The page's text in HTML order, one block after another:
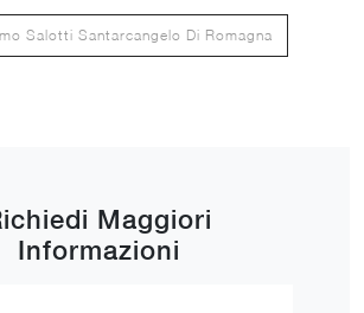
Salotti Santarcangelo Di Romagna
Maggiori
Informazioni